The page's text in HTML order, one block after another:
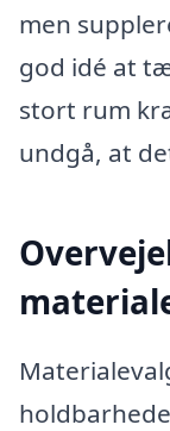
men
god idé at
stort rum
undgå, at